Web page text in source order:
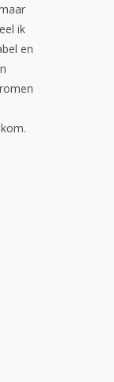
ik
en